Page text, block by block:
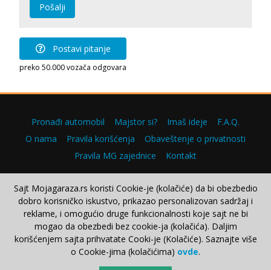
Pošalji
Postavi pitanje
preko 50.000 vozača odgovara
Pronađi automobil Majstor si? Imaš ideje
F.A.Q.
O nama
Pravila korišćenja
Obaveštenje o privatnosti
Pravila MG zajednice
Kontakt
Copyright © 2000–2026.
Sajt Mojagaraza.rs koristi Cookie-je (kolačiće) da bi obezbedio
dobro korisničko iskustvo, prikazao personalizovan sadržaj i
reklame, i omogućio druge funkcionalnosti koje sajt ne bi
mogao da obezbedi bez cookie-ja (kolačića). Daljim
korišćenjem sajta prihvatate Cooki-je (Kolačiće). Saznajte više
o Cookie-jima (kolačićima) ovde.